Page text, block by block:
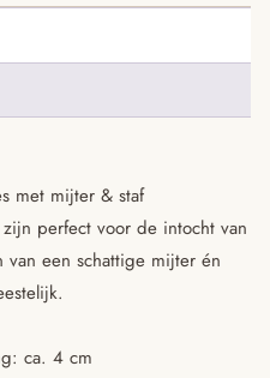
met mijter & staf
perfect voor de intocht van
van een schattige mijter én
ca. 4 cm